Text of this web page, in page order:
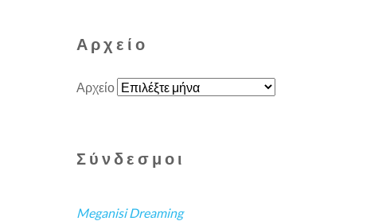
Αρχείο
Αρχείο
Σύνδεσμοι
Meganisi Dreaming